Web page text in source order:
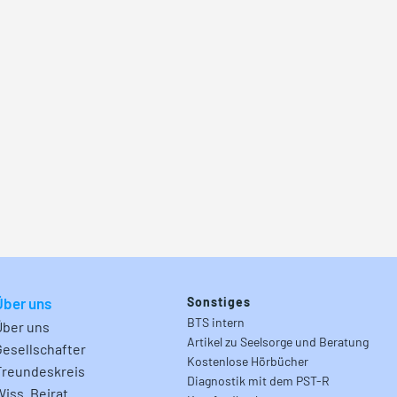
uns
uns
Beirat
Sonstiges
BTS intern
Artikel zu Seelsorge und Beratung
Kostenlose Hörbücher
Diagnostik mit dem PST-R